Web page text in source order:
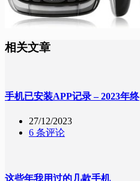
相关文章
手机已安装APP记录 – 2023年终
27/12/2023
6 条评论
这些年我用过的几款手机